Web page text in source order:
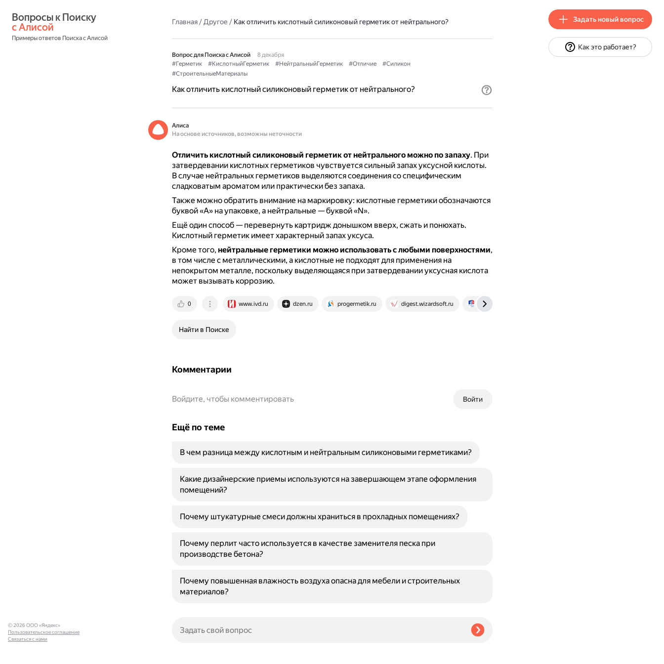
с Алисой
Примеры ответов Поиска с Алисой
Главная/Другое / Как отличить кислотный силиконовый герметик от нейтрального?
Вопрос для Поиска с Алисой
8 декабря
#Герметик
#КислотныйГерметик #НейтральныйГерметик #Отличие
#Силикон
#СтроительныеМатериалы
Как отличить кислотный силиконовый герметик от нейтрального?
Алиса
На основе источников, возможны неточности
Отличить кислотный силиконовый герметик от нейтрального можно по запаху. При
затвердевании кислотных герметиков чувствуется сильный запах уксусной кислоты.
В случае нейтральных герметиков выделяются соединения со специфическим
сладковатым ароматом или практически без запаха.
Также можно обратить внимание на маркировку: кислотные герметики обозначаются
буквой «А» на упаковке, а нейтральные — буквой «N».
Ещё один способ — перевернуть картридж донышком вверх, сжать и понюхать.
Кислотный герметик имеет характерный запах уксуса.
Кроме того, нейтральные герметики можно использовать с любыми поверхностями,
в том числе с металлическими, а кислотные не подходят для применения на
непокрытом металле, поскольку выделяющаяся при затвердевании уксусная кислота
может вызывать коррозию.
0 www.ivd.ru dzen.ru progermetik.ru digest.wizardsoft.ru forte-plast.by
Найти в Поиске
Комментарии
Войти
Войдите, чтобы комментировать
Ещё по теме
В чем разница между кислотным и нейтральным силиконовыми герметиками?
Какие дизайнерские приемы используются на завершающем этапе оформления
помещений?
Почему штукатурные смеси должны храниться в прохладных помещениях?
Почему перлит часто используется в качестве заменителя песка при
производстве бетона?
Почему повышенная влажность воздуха опасна для мебели и строительных
материалов?
© 2026 ООО «Яндекс»
Пользовательское соглашение
Связаться с нами
Задать новый вопрос
Как это работает?